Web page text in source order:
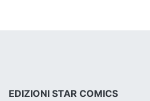
EDIZIONI STAR COMICS